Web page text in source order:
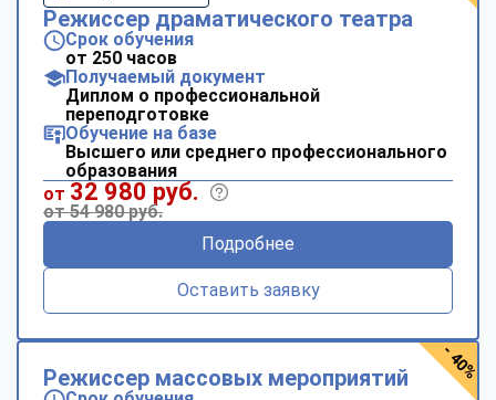
Режиссер драматического театра
Срок обучения
от 250 часов
Получаемый документ
Диплом о профессиональной
переподготовке
Обучение на базе
Высшего или среднего профессионального
образования
от 32 980 руб.
от 54 980 руб.
Подробнее
Оставить заявку
Режиссер массовых мероприятий - 40%